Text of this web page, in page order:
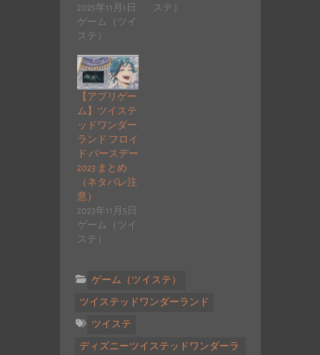
2025年11月1日
ゲーム（ツイ
ステ）
ステ）
【アプリゲー
ム】ツイステ
ッドワンダー
ランド フロイ
ド バースデー
2023 まとめ
（ネタバレ注
意）
2023年11月5日
ゲーム（ツイ
ステ）
ゲーム（ツイステ）
ツイステッドワンダーランド
ツイステ
ディズニーツイステッドワンダーラ